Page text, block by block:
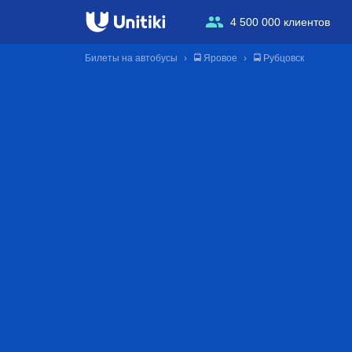
4 500 000 клиентов
Билеты на автобусы 🚍 Яровое 🚍 Рубцовск